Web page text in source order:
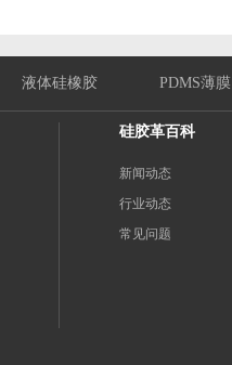
液体硅橡胶 PDMS薄膜
硅胶革百科
新闻动态
行业动态
常见问题